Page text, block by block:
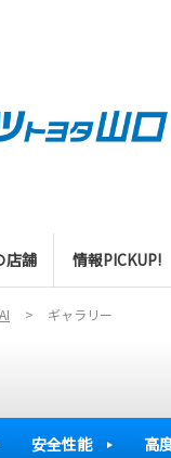
店舗 情報PICKUP!
ギャラリー
安全性能 高